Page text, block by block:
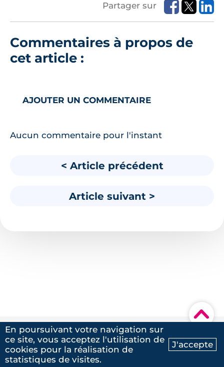
Ma recherche Contactez-nous
▾
Partager sur
Commentaires à propos de
cet article :
AJOUTER UN COMMENTAIRE
Aucun commentaire pour l'instant
< Article précédent
Article suivant >
Nos dernières actualités
En poursuivant votre navigation sur
ce site, vous acceptez l'utilisation de
cookies pour la réalisation de
statistiques de visites.
J'accepte